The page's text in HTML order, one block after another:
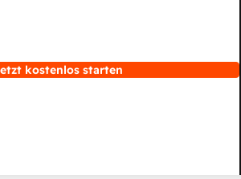
kostenlos starten